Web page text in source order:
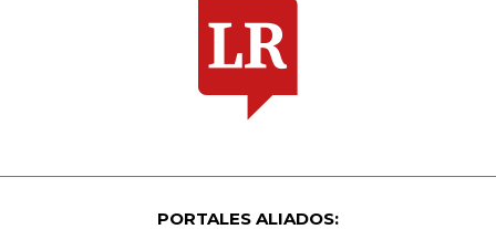
PORTALES ALIADOS: